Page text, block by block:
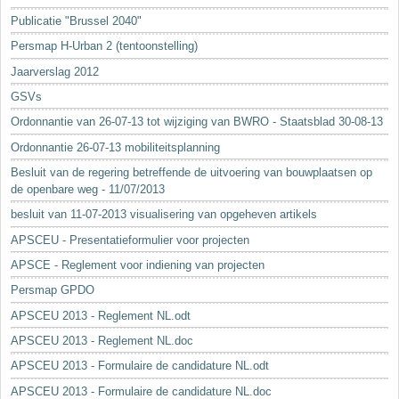
Sleutelwoorden
Stedenbouwkundige inlichtingen
Publicatie "Brussel 2040"
Persmap H-Urban 2 (tentoonstelling)
Jaarverslag 2012
GSVs
Ordonnantie van 26-07-13 tot wijziging van BWRO - Staatsblad 30-08-13
Ordonnantie 26-07-13 mobiliteitsplanning
Besluit van de regering betreffende de uitvoering van bouwplaatsen op
de openbare weg - 11/07/2013
besluit van 11-07-2013 visualisering van opgeheven artikels
APSCEU - Presentatieformulier voor projecten
APSCE - Reglement voor indiening van projecten
Persmap GPDO
APSCEU 2013 - Reglement NL.odt
APSCEU 2013 - Reglement NL.doc
APSCEU 2013 - Formulaire de candidature NL.odt
APSCEU 2013 - Formulaire de candidature NL.doc